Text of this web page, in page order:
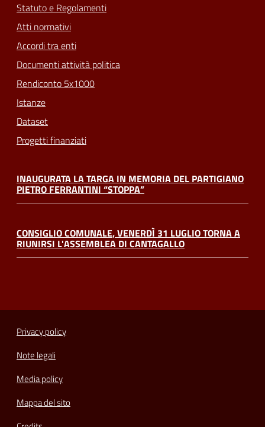
Statuto e Regolamenti
Atti normativi
Accordi tra enti
Documenti attività politica
Rendiconto 5x1000
Istanze
Dataset
Progetti finanziati
INAUGURATA LA TARGA IN MEMORIA DEL PARTIGIANO
PIETRO FERRANTINI “STOPPA”
CONSIGLIO COMUNALE, VENERDÌ 31 LUGLIO TORNA A
RIUNIRSI L'ASSEMBLEA DI CANTAGALLO
Privacy policy
Note legali
Media policy
Mappa del sito